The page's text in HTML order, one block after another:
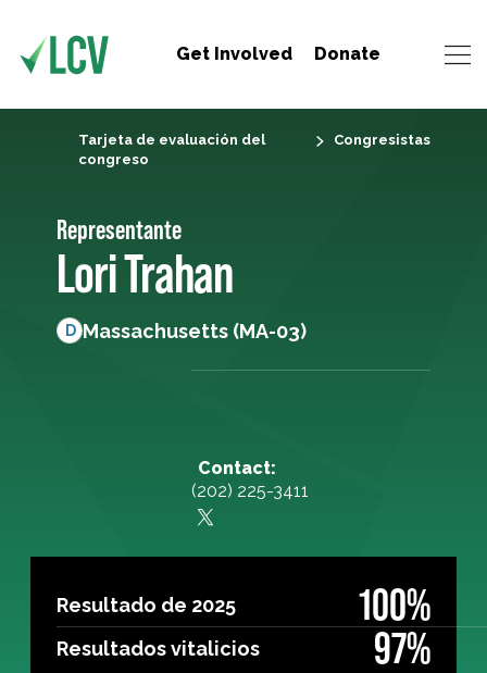
Get Involved Donate
Tarjeta de evaluación del
congreso
Congresistas
Representante
Lori Trahan
D Massachusetts (MA-03)
Contact:
(202) 225-3411
Resultado de 2025 100%
Resultados vitalicios 97%